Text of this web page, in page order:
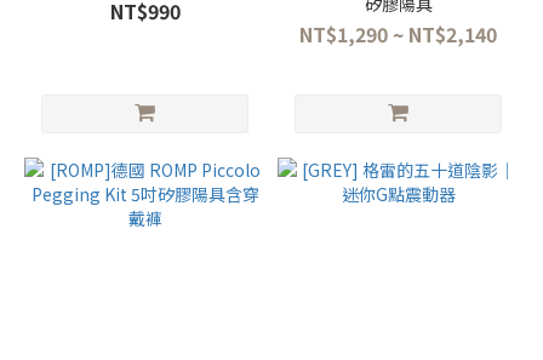
NT$990
NT$1,290 ~ NT$2,140